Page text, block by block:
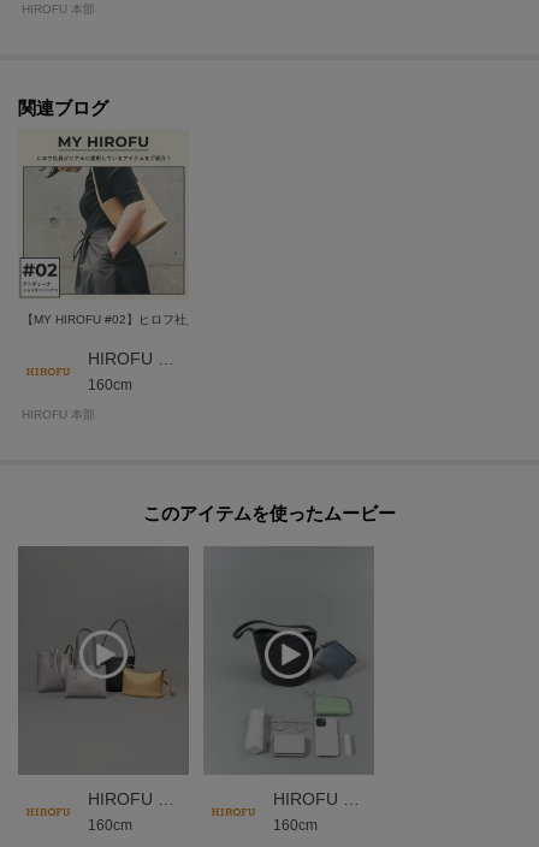
また、オープンモデルにはコンシールドマグネット付きのフラップ開閉を採
ノスタルジックでありながら新しい、ヒロフらしい世界観が詰まったシリー
【気になるアイテムは『お気に入り登録』がおすすめです】
〈お気に入り登録とは〉
オンラインサイトの各アイテムにある「ハートマーク」をクリックして簡単
に追加できます！
お気に入りアイテムが、在庫残りわずか・再入荷などキャンペーン対象にな
※商品ご購入時にお渡しするお買上げ証明書にお取り扱い上のご注意とお手
入れについての表示がございますのでよくお読みください。
※照明の関係により、実際よりも色味が違って見える場合があります。ま
モデル情報：身長169cm B83 W61 H89
HIROFU 本部
関連ブログ
【MY HIROFU #02】ヒロフ社員の愛用品紹介 アンディーナ ショルダーバッグ S
160cm
HIROFU 本部
このアイテムを使ったムービー
160cm 160cm